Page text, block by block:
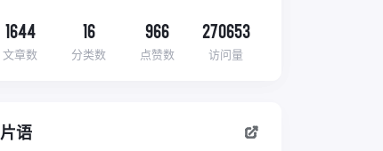
1644
文章数
16
分类数
966
点赞数
270653
访问量
片语